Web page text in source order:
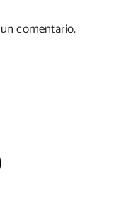
comentario.